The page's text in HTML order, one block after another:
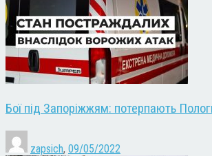
Бої під Запоріжжям: потерпають
zapsich, 09/05/2022